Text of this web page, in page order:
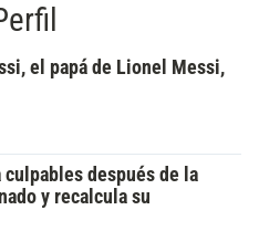
el papá de Lionel Messi,
culpables después de la
y recalcula su